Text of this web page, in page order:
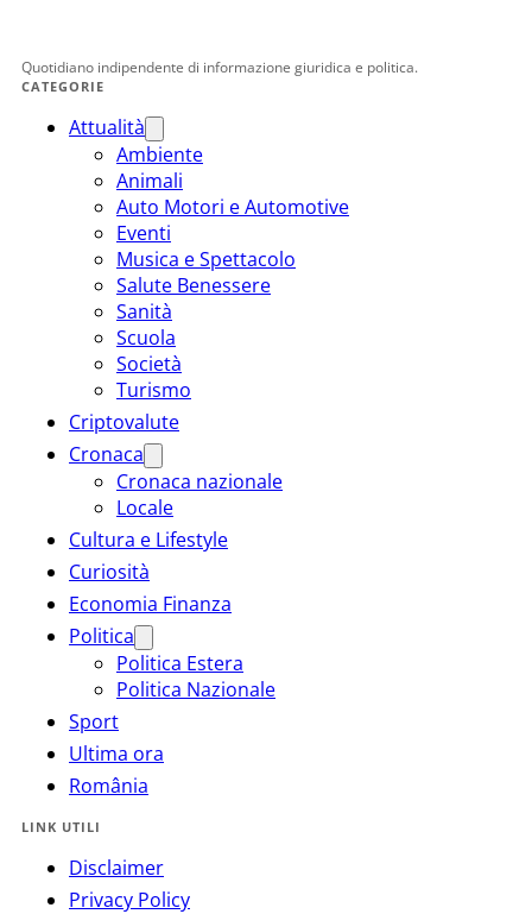
Quotidiano indipendente di informazione giuridica e politica.
CATEGORIE
Attualità
Ambiente
Animali
Auto Motori e Automotive
Eventi
Musica e Spettacolo
Salute Benessere
Sanità
Scuola
Società
Turismo
Criptovalute
Cronaca
Cronaca nazionale
Locale
Cultura e Lifestyle
Curiosità
Economia Finanza
Politica
Politica Estera
Politica Nazionale
Sport
Ultima ora
România
LINK UTILI
Disclaimer
Privacy Policy